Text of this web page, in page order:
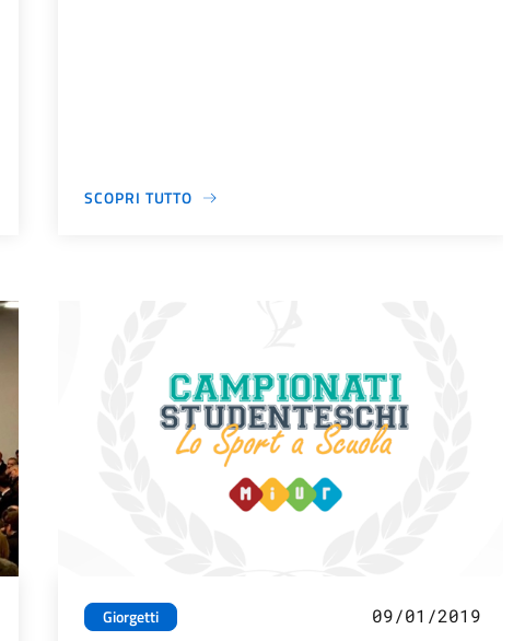
SCOPRI TUTTO
Giorgetti 09/01/2019